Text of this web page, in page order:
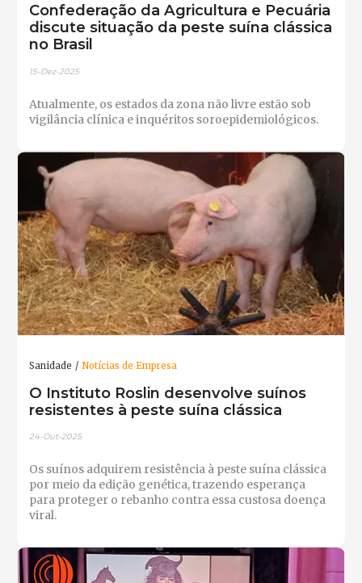
Confederação da Agricultura e Pecuária
discute situação da peste suína clássica
no Brasil
15-Dez-2025
Atualmente, os estados da zona não livre estão sob
vigilância clínica e inquéritos soroepidemiológicos.
Sanidade Notícias de Empresa
O Instituto Roslin desenvolve suínos
resistentes à peste suína clássica
24-Out-2025
Os suínos adquirem resistência à peste suína clássica
por meio da edição genética, trazendo esperança
para proteger o rebanho contra essa custosa doença
viral.